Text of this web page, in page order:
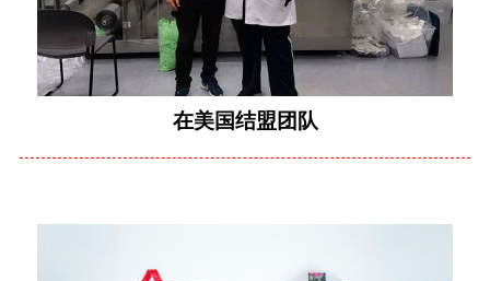
在美国结盟团队